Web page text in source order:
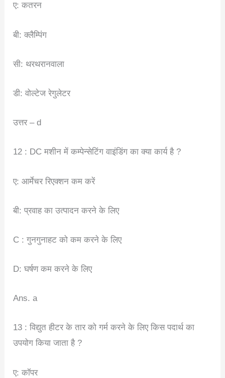
ए: कतरन
बी: क्लैम्पिंग
सी: थरथरानवाला
डी: वोल्टेज रेगुलेटर
उत्तर – d
12 : DC मशीन में कम्पेन्सेटिंग वाइंडिंग का क्या कार्य है ?
ए: आर्मेचर रिएक्शन कम करें
बी: प्रवाह का उत्पादन करने के लिए
C : गुनगुनाहट को कम करने के लिए
D: घर्षण कम करने के लिए
Ans. a
13 : विद्युत हीटर के तार को गर्म करने के लिए किस पदार्थ का
उपयोग किया जाता है ?
ए: कॉपर